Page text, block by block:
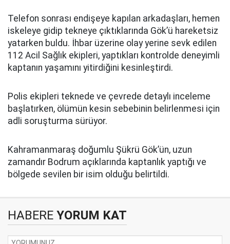
Telefon sonrası endişeye kapılan arkadaşları, hemen
iskeleye gidip tekneye çıktıklarında Gök’ü hareketsiz
yatarken buldu. İhbar üzerine olay yerine sevk edilen
112 Acil Sağlık ekipleri, yaptıkları kontrolde deneyimli
kaptanın yaşamını yitirdiğini kesinleştirdi.
Polis ekipleri teknede ve çevrede detaylı inceleme
başlatırken, ölümün kesin sebebinin belirlenmesi için
adli soruşturma sürüyor.
Kahramanmaraş doğumlu Şükrü Gök’ün, uzun
zamandır Bodrum açıklarında kaptanlık yaptığı ve
bölgede sevilen bir isim olduğu belirtildi.
HABERE YORUM KAT